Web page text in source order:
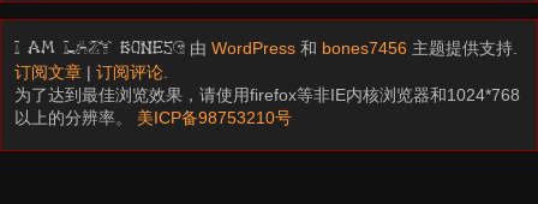
I am LAZY bones? 由WordPress 和 bones7456 主题提供支持.
订阅文章 |订阅评论
为了达到最佳浏览效果，请使用firefox等非IE内核浏览器和1024*768
以上的分辨率。 美ICP备98753210号